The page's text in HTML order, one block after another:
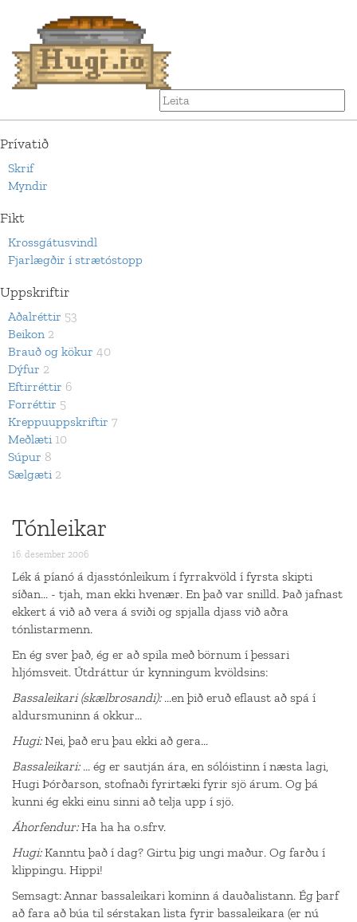
Prívatið
Skrif
Myndir
Fikt
Krossgátusvindl
Fjarlægðir í strætóstopp
Uppskriftir
Aðalréttir 53
Beikon 2
Brauð og kökur 40
Dýfur 2
Eftirréttir 6
Forréttir 5
Kreppuuppskriftir 7
Meðlæti 10
Súpur 8
Sælgæti 2
Tónleikar
16. desember 2006
Lék á píanó á djasstónleikum í fyrrakvöld í fyrsta skipti
síðan... - tjah, man ekki hvenær. En það var snilld. Það jafnast
ekkert á við að vera á sviði og spjalla djass við aðra
tónlistarmenn.
En ég sver það, ég er að spila með börnum í þessari
hljómsveit. Útdráttur úr kynningum kvöldsins:
Bassaleikari (skælbrosandi):...en þið eruð eflaust að spá í
aldursmuninn á okkur...
Hugi:Nei, það eru þau ekki að gera...
Bassaleikari:... ég er sautján ára, en sólóistinn í næsta lagi,
Hugi Þórðarson, stofnaði fyrirtæki fyrir sjö árum. Og þá
kunni ég ekki einu sinni að telja upp í sjö.
Áhorfendur:Ha ha ha o.sfrv.
Hugi:Kanntu það í dag? Girtu þig ungi maður. Og farðu í
klippingu. Hippi!
Semsagt: Annar bassaleikari kominn á dauðalistann. Ég þarf
að fara að búa til sérstakan lista fyrir bassaleikara (er nú